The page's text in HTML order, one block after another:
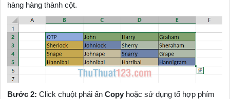
hàng hàng thành cột.
Bước 2: Click chuột phải ấnCopy hoặc sử dụng tổ hợp phím